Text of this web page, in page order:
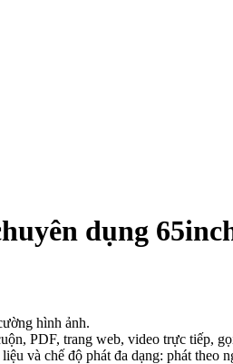
dụng
hình ảnh.
PDF, trang web, video trực tiếp,
và chế độ phát đa dạng: phát theo